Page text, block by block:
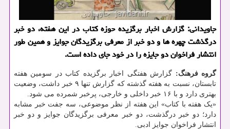
جاویدانی: گزارش اخبار برگزیده حوزه كتاب در این هفته، دو خبر
درگذشت چهره ها و دو خبر از معرفی برگزیدگان جوایز و همین طور
انتشار فراخوان دو جایزه را در خود جای داده است.
گروه فرهنگ: گزارش هفتگی اخبار برگزیده کتاب در سومین هفته
تابستان، نسبت به هفته گذشته که گزارش تنها ۹ خبر داشت، وضعیت
بهتری دارد و با ۱۶ خبر داخلی و خارجی، پرخبر شمرده می شود.
«یک هفته با کتاب» این هفته از نظر موضوعی، سه جفت خبر مشابه
دارد؛ دو خبر درگذشت، دو خبر معرفی برگزیدگان جوایز و دو خبر
انتشار فراخوان جوایز ادبی.